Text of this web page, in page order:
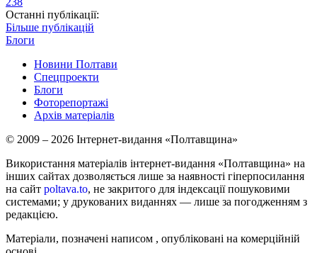
Останні публікації:
Більше публікацій
Блоги
Новини Полтави
Спецпроекти
Блоги
Фоторепортажі
Архів матеріалів
© 2009 – 2026 Інтернет-видання «Полтавщина»
Використання матеріалів інтернет-видання «Полтавщина» на
інших сайтах дозволяється лише за наявності гіперпосилання
на сайт poltava.to, не закритого для індексації пошуковими
системами; у друкованих виданнях — лише за погодженням з
редакцією.
Матеріали, позначені написом , опубліковані на комерційній